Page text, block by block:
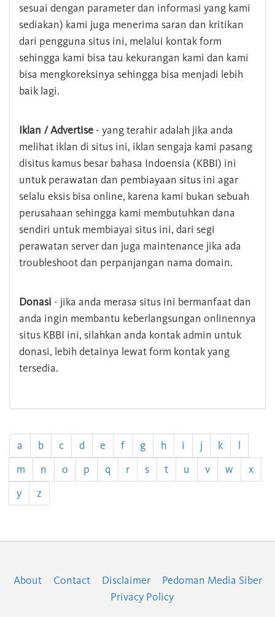
sesuai dengan parameter dan informasi yang kami
sediakan) kami juga menerima saran dan kritikan
dari pengguna situs ini, melalui kontak form
sehingga kami bisa tau kekurangan kami dan kami
bisa mengkoreksinya sehingga bisa menjadi lebih
baik lagi.
Iklan / Advertise - yang terahir adalah jika anda
melihat iklan di situs ini, iklan sengaja kami pasang
disitus kamus besar bahasa Indoensia (KBBI) ini
untuk perawatan dan pembiayaan situs ini agar
selalu eksis bisa online, karena kami bukan sebuah
perusahaan sehingga kami membutuhkan dana
sendiri untuk membiayai situs ini, dari segi
perawatan server dan juga maintenance jika ada
troubleshoot dan perpanjangan nama domain.
Donasi - jika anda merasa situs ini bermanfaat dan
anda ingin membantu keberlangsungan onlinennya
situs KBBI ini, silahkan anda kontak admin untuk
donasi, lebih detainya lewat form kontak yang
tersedia.
a b c d e f g h i j k
l
m
n o p q r s t u v w
x
y
z
About Contact Disclaimer
Pedoman Media Siber
Privacy Policy